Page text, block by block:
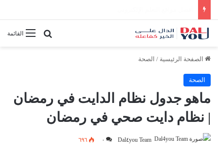
القائمةبحث عن
الصفحة الرئيسية / الصحة
الصحة
ماهو جدول نظام الدايت في رمضان
| نظام دايت صحي في رمضان
Dal٤you Team ٠ ٦٩٦